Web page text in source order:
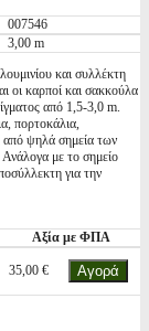
007546
3,00 m
και συλλέκτη
οι καρποί και σακκούλα
από 1,5-3,0 m.
πορτοκάλια,
από ψηλά σημεία των
με το σημείο
για την
Αξία με ΦΠΑ
35,00 €